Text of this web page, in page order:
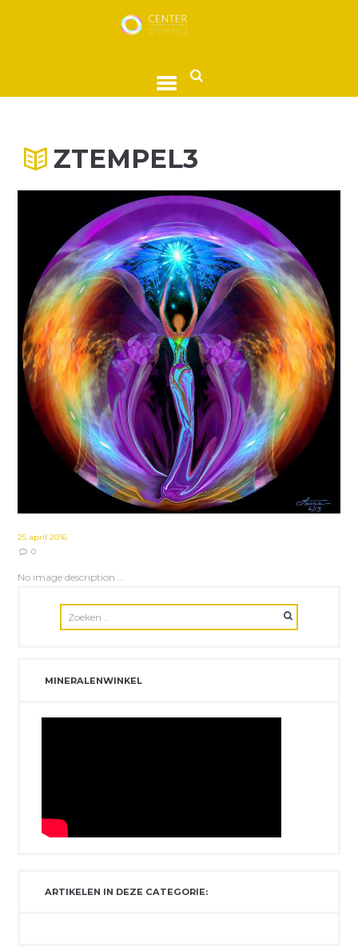
ZTEMPEL3
25 april 2016
0
No image description ...
MINERALENWINKEL
ARTIKELEN IN DEZE CATEGORIE: